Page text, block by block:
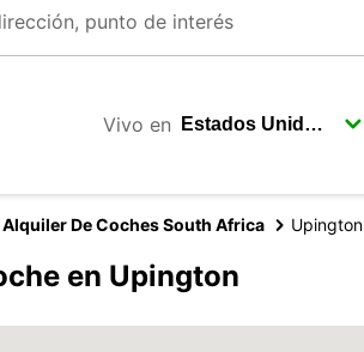
Vivo en
Alquiler De Coches South Africa Upington
en Upington